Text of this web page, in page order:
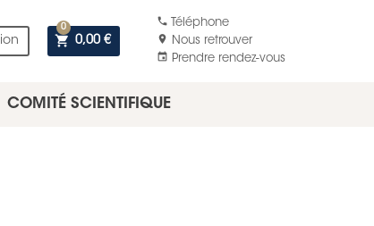
shopping_cart 0,00 €
0
phone Téléphone
location_on
Nous retrouver
event
Prendre rendez-vous
COMITÉ SCIENTIFIQUE